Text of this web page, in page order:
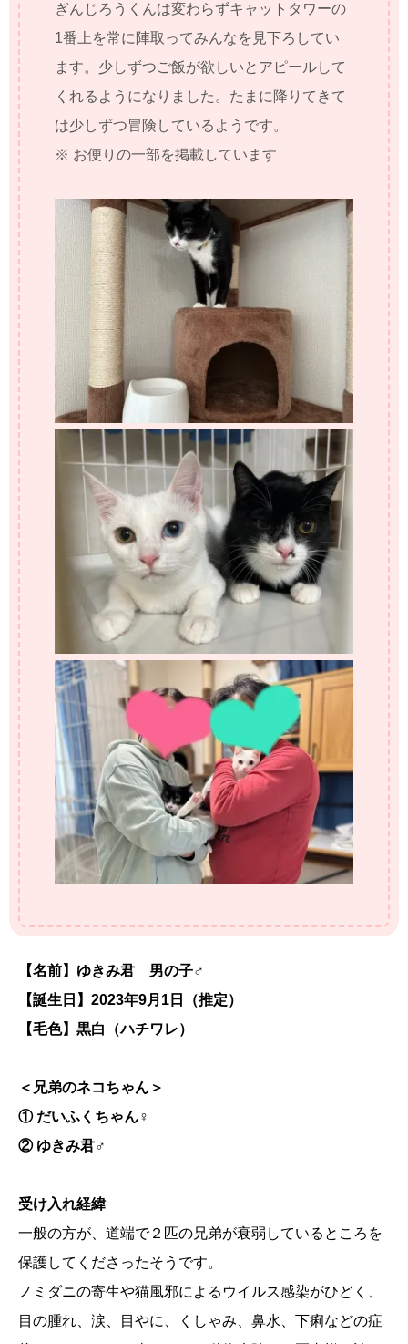
ぎんじろうくんは変わらずキャットタワーの
1番上を常に陣取ってみんなを見下ろしてい
ます。少しずつご飯が欲しいとアピールして
くれるようになりました。たまに降りてきて
は少しずつ冒険しているようです。
※ お便りの一部を掲載しています
【名前】ゆきみ君 男の子♂
【誕生日】2023年9月1日（推定）
【毛色】黒白（ハチワレ）
＜兄弟のネコちゃん＞
① だいふくちゃん♀
② ゆきみ君♂
受け入れ経緯
一般の方が、道端で２匹の兄弟が衰弱しているところを
保護してくださったそうです。
ノミダニの寄生や猫風邪によるウイルス感染がひどく、
目の腫れ、涙、目やに、くしゃみ、鼻水、下痢などの症